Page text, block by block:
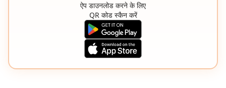
ऐप डाउनलोड करने के लिए
QR कोड स्कैन करें